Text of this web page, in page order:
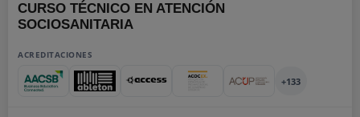
CURSO TÉCNICO EN ATENCIÓN
SOCIOSANITARIA
ACREDITACIONES
+133